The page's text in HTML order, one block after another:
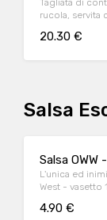
Tagliata di
rucola, servita
20.30 €
Salsa
Salsa
L'unica ed
West - vasetto
4.90 €